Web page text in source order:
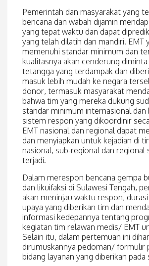
Pemerintah dan masyarakat yang
bencana dan wabah dijamin
yang tepat waktu dan dapat
yang telah dilatih dan mandiri. EMT
memenuhi standar minimum dan
kualitasnya akan cenderung
tetangga yang terdampak dan
masuk lebih mudah ke negara
donor, termasuk masyarakat
bahwa tim yang mereka dukung
standar minimum internasional dan
sistem respon yang dikoordinir
EMT nasional dan regional dapat
dan menyiapkan untuk kejadian di
nasional, sub-regional dan regional
terjadi.
Dalam merespon bencana gempa
dan likuifaksi di Sulawesi Tengah,
akan meninjau waktu respon,
upaya yang diberikan tim dan
informasi kedepannya tentang
kegiatan tim relawan medis/ EMT
Selain itu, dalam pertemuan ini
dirumuskannya pedoman/ formulir
bidang layanan yang diberikan pada